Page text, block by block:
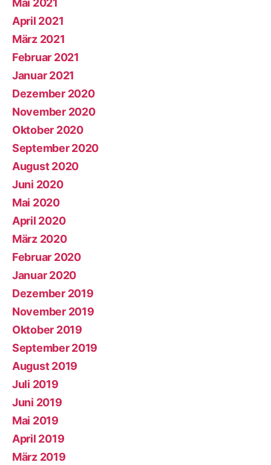
Mai 2021
April 2021
März 2021
Februar 2021
Januar 2021
Dezember 2020
November 2020
Oktober 2020
September 2020
August 2020
Juni 2020
Mai 2020
April 2020
März 2020
Februar 2020
Januar 2020
Dezember 2019
November 2019
Oktober 2019
September 2019
August 2019
Juli 2019
Juni 2019
Mai 2019
April 2019
März 2019